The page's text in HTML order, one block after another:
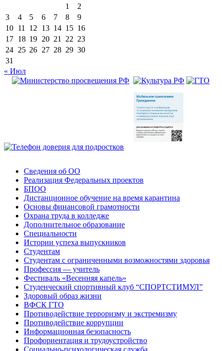
1
2
3
4 5 6 7 8
9
10 11 12 13 14 15 16
17 18 19 20 21 22 23
24 25 26 27 28 29 30
31
« Июл
Сведения об ОО
Реализация Федеральных проектов
БПОО
Дистанционное обучение на время карантина
Основы финансовой грамотности
Охрана труда в колледже
Дополнительное образование
Специальности
Истории успеха выпускников
Студентам
Студентам с ограниченными возможностями здоровья
Профессия — учитель
Фестиваль «Весенняя капель»
Студенческий спортивный клуб “СПОРТСТИМУЛ”
Здоровый образ жизни
ВФСК ГТО
Противодействие терроризму и экстремизму
Противодействие коррупции
Информационная безопасность
Профориентация и трудоустройство
Социально-психологическая служба